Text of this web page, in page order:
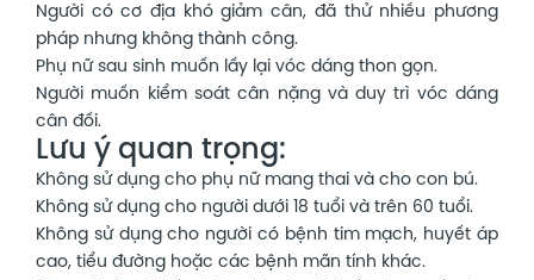
Người có cơ địa khó giảm cân, đã thử nhiều phương
pháp nhưng không thành công.
Phụ nữ sau sinh muốn lấy lại vóc dáng thon gọn.
Người muốn kiểm soát cân nặng và duy trì vóc dáng
cân đối.
Lưu ý quan trọng:
Không sử dụng cho phụ nữ mang thai và cho con bú.
Không sử dụng cho người dưới 18 tuổi và trên 60 tuổi.
Không sử dụng cho người có bệnh tim mạch, huyết áp
cao, tiểu đường hoặc các bệnh mãn tính khác.